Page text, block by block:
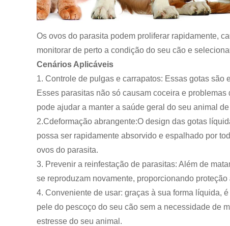
Os ovos do parasita podem proliferar rapidamente,
monitorar de perto a condição do seu cão e
Cenários Aplicáveis
1. Controle de pulgas e carrapatos: Essas gotas
Esses parasitas não só causam coceira e
pode ajudar a manter a saúde geral do seu animal
2.Cdeformação abrangente:O design das gotas
possa ser rapidamente absorvido e espalhado por
ovos do parasita.
3. Prevenir a reinfestação de parasitas: Além de
se reproduzam novamente, proporcionando
4. Conveniente de usar: graças à sua forma líquida,
pele do pescoço do seu cão sem a necessidade de
estresse do seu animal.